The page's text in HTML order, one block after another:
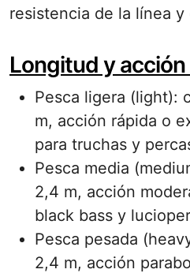
resistencia de la línea
Longitud y acción
Pesca ligera (light):
m, acción rápida o
para truchas y
Pesca media
2,4 m, acción
black bass y
Pesca pesada
2,4 m, acción